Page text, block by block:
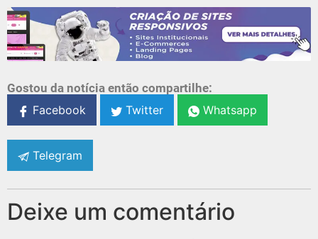
Gostou da notícia então compartilhe:
Facebook
Twitter Whatsapp
Telegram
Deixe um comentário